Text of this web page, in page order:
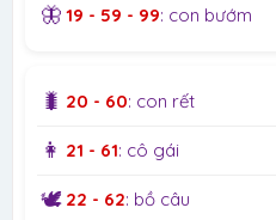
🦋 19 - 59 - 99: con bướm
🐛 20 - 60: con rết
👩 21 - 61: cô gái
🕊️ 22 - 62: bồ câu